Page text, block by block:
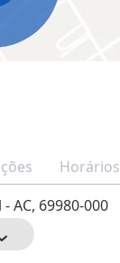
Horários
AC, 69980-000